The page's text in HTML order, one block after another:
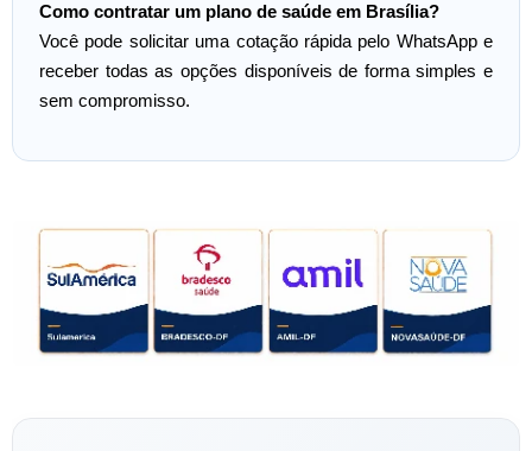
Como contratar um plano de saúde em Brasília?
Você pode solicitar uma cotação rápida pelo WhatsApp e
receber todas as opções disponíveis de forma simples e
sem compromisso.